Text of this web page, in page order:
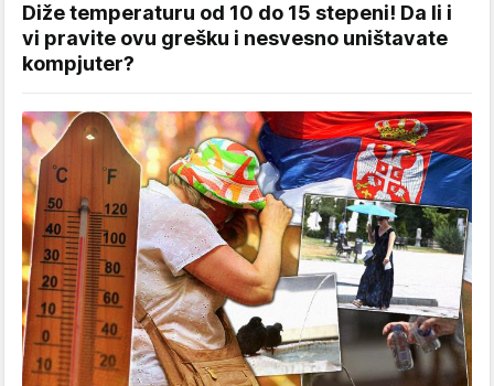
Diže temperaturu od 10 do 15 stepeni! Da li i
vi pravite ovu grešku i nesvesno uništavate
kompjuter?